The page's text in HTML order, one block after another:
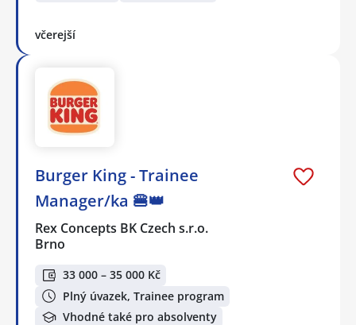
včerejší
Burger King - Trainee
Manager/ka 🍔👑
Rex Concepts BK Czech s.r.o.
Brno
33 000 – 35 000 Kč
Plný úvazek, Trainee program
Vhodné také pro absolventy